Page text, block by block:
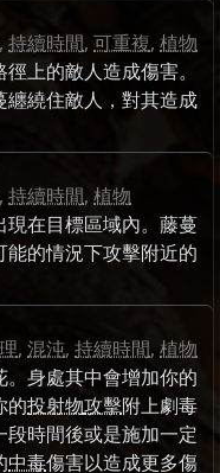
, 持續時間, 可重複, 植物
上的敵人造成傷害。
繞住敵人，對其造成
, 持續時間, 植物
在目標區域內。藤蔓
的情況下攻擊附近的
, 混沌, 持續時間, 植物
身處其中會增加你的
的投射物攻擊附上劇毒
段時間後或是施加一定
中毒傷害以造成更多傷